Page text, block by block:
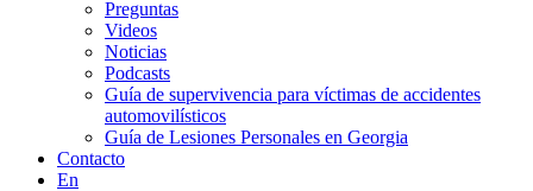
Preguntas
Videos
Noticias
Podcasts
Guía de supervivencia para víctimas de accidentes
automovilísticos
Guía de Lesiones Personales en Georgia
Contacto
En